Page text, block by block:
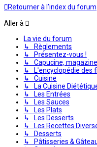
Retourner à l’index du forum
Aller à
La vie du forum
↳ Règlements
↳ Présentez-vous !
↳ Capucine,
↳ L'encyclopédie des
↳ Cuisine
↳ La Cuisine
↳ Les Entrées
↳ Les Sauces
↳ Les Plats
↳ Les Desserts
↳ Les Recettes
↳ Desserts
↳ Pâtisseries &